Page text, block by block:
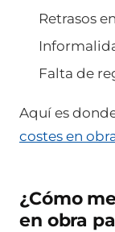
Retrasos
Falta de
Aquí es
costes en
¿Cómo
en obra